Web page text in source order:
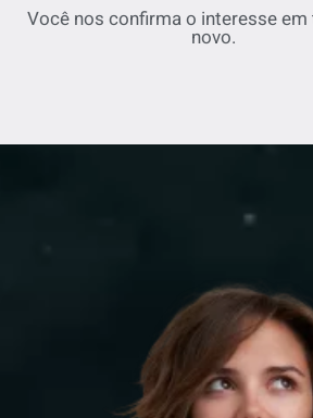
Você nos confirma o interesse
novo.